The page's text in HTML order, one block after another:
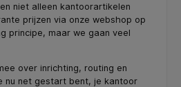
niet alleen kantoorartikelen
prijzen via onze webshop op
principe, maar we gaan veel
over inrichting, routing en
nu net gestart bent, je kantoor